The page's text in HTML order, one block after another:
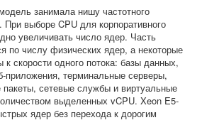
занимала нишу частотного
При выборе CPU для корпоративного
увеличивать число ядер. Часть
по числу физических ядер, а некоторые
к скорости одного потока: базы данных,
приложения, терминальные серверы,
сетевые службы и виртуальные
выделенных vCPU. Xeon E5-
ядер без перехода к дорогим